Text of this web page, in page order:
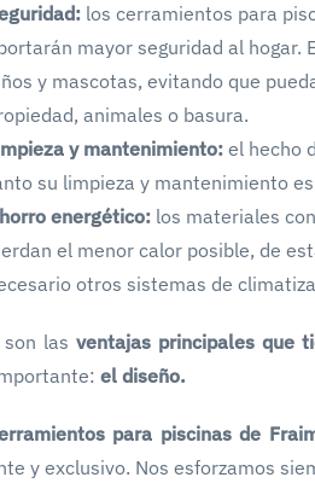
los cerramientos para
mayor seguridad al hogar.
y mascotas, evitando que
animales o basura.
y mantenimiento: el hecho
su limpieza y mantenimiento
energético: los materiales
el menor calor posible, de
otros sistemas de
son las ventajas principales que
el diseño.
para piscinas de
y exclusivo. Nos esforzamos